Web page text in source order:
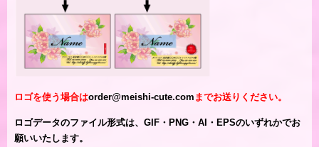
ロゴを使う場合はorder@meishi-cute.com までお送りください。
ロゴデータのファイル形式は、GIF・PNG・AI・EPSのいずれかでお
願いいたします。